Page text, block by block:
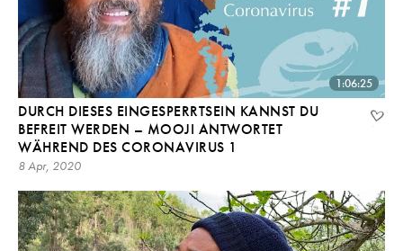
1:06:25
DURCH DIESES EINGESPERRTSEIN KANNST DU
BEFREIT WERDEN – MOOJI ANTWORTET
WÄHREND DES CORONAVIRUS 1
8 Apr, 2020